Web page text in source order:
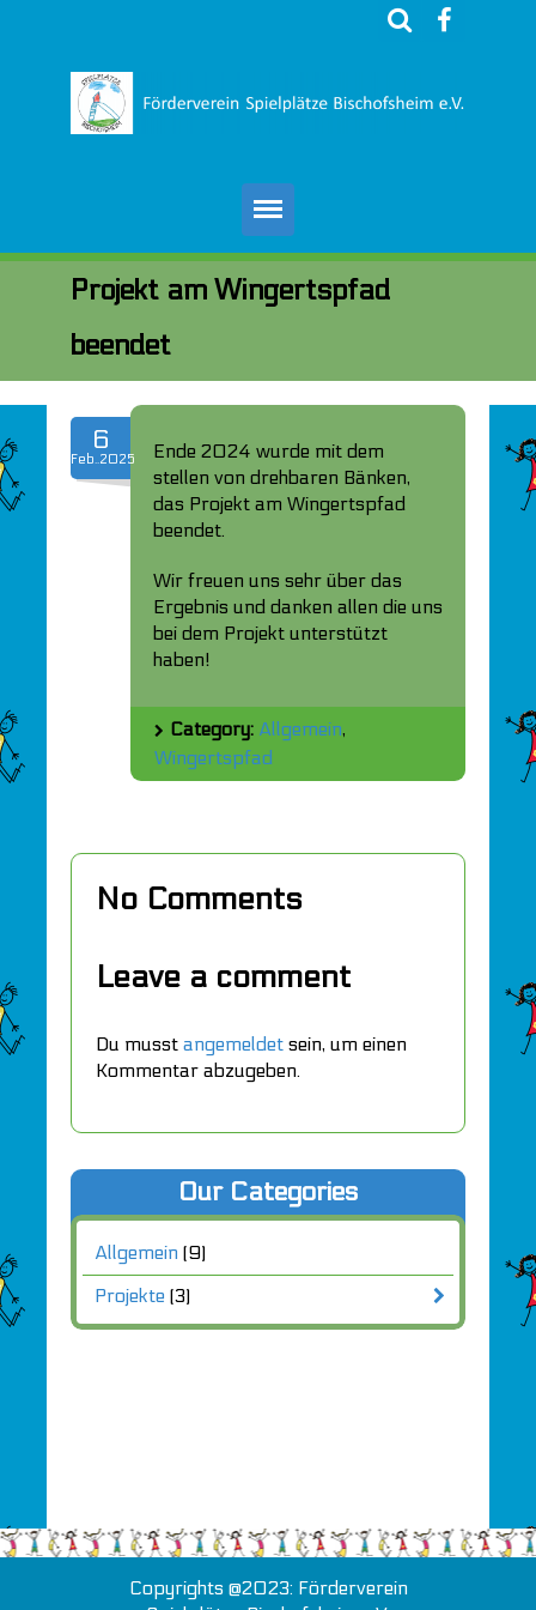
Unterstützer
Impressum
Projekt am Wingertspfad
beendet
6
Feb..2025
Ende 2024 wurde mit dem
stellen von drehbaren Bänken,
das Projekt am Wingertspfad
beendet.
Wir freuen uns sehr über das
Ergebnis und danken allen die uns
bei dem Projekt unterstützt
haben!
Category: Allgemein,
Wingertspfad
No Comments
Leave a comment
Du musst angemeldet sein, um einen
Kommentar abzugeben.
Our Categories
Allgemein (9)
Projekte (3)
Copyrights @2023: Förderverein